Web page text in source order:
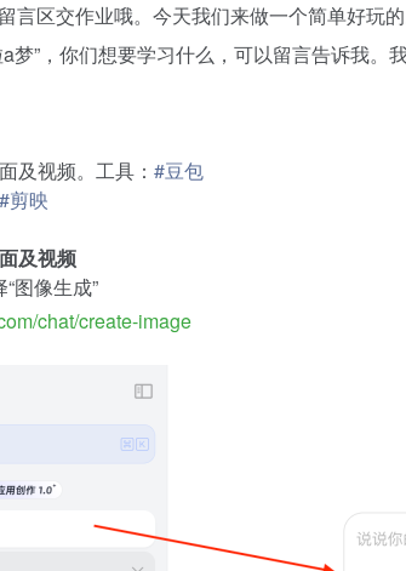
言区交作业哦。今天我们来做一个简单好玩
梦”，你们想要学习什么，可以留言告诉我。
及视频。工具： #豆包
#剪映
及视频
图像生成”
chat/create-image